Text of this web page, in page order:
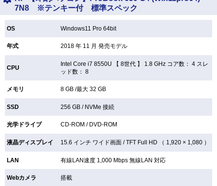
7N8 ※テンキー付 標準スペック
OS Windows11 Pro 64bit
年式 2018 年 11 月 発売モデル
CPU
Intel Core i7 8550U 【8世代 】 1.8 GHz コア数： 4 スレ
ッド数： 8
メモリ 8 GB /最大 32 GB
SSD 256 GB / NVMe 接続
光学ドライブ CD-ROM / DVD-ROM
液晶ディスプレイ 15.6 インチ ワイド画面 /TFT Full HD （ 1,920 × 1,080 ）
LAN 有線LAN速度 1,000 Mbps 無線LAN対応
Webカメラ 搭載